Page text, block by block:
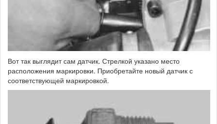
Вот так выглядит сам датчик. Стрелкой указано место
расположения маркировки. Приобретайте новый датчик с
соответствующей маркировкой.